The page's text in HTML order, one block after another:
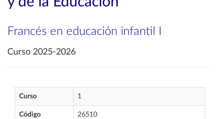
Francés en educación infantil I
Curso 2025-2026
Curso 1
Código 26510